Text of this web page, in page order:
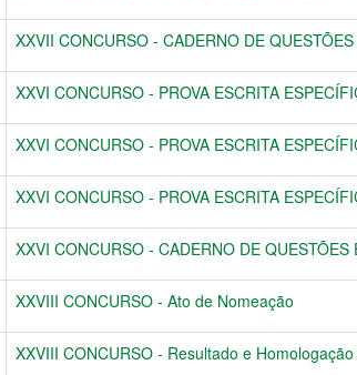
XXVII CONCURSO - CADERNO DE
XXVI CONCURSO - PROVA ESCRITA
XXVI CONCURSO - PROVA ESCRITA
XXVI CONCURSO - PROVA ESCRITA
XXVI CONCURSO - CADERNO DE
XXVIII CONCURSO - Ato de Nomeação
XXVIII CONCURSO - Resultado e